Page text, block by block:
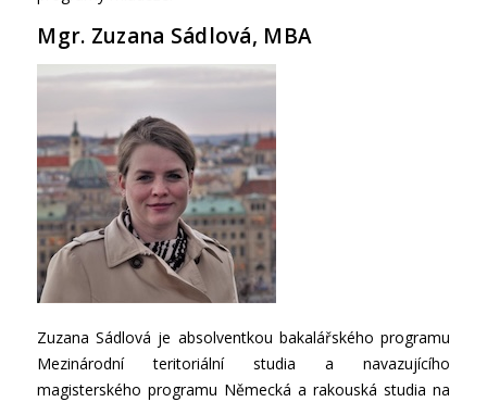
Mgr. Zuzana Sádlová, MBA
Zuzana Sádlová je absolventkou bakalářského programu
Mezinárodní teritoriální studia a navazujícího
magisterského programu Německá a rakouská studia na